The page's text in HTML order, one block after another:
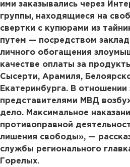
ими заказывались через
группы, находящиеся на
свертки с купюрами из
путем — посредством
личного обогащения
качестве оплаты за
Сысерти, Арамиля,
Екатеринбурга. В
представителями МВД
дело. Максимальное
противоправной
лишения свободы», —
службы регионального
Горелых.